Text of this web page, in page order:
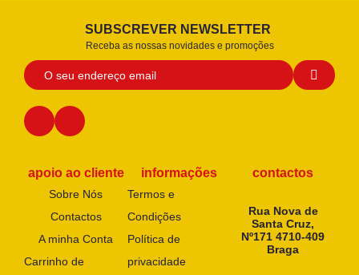
SUBSCREVER NEWSLETTER
Receba as nossas novidades e promoções
apoio ao cliente
Sobre Nós
Contactos
A minha Conta
Carrinho de
informações
Termos e
Condições
Política de
privacidade
contactos
Rua Nova de
Santa Cruz,
Nº171 4710-409
Braga